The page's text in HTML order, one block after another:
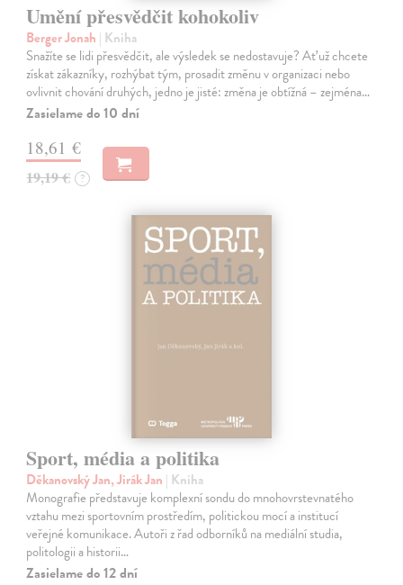
Umění přesvědčit kohokoliv
Berger Jonah | Kniha
Snažíte se lidi přesvědčit, ale výsledek se nedostavuje? Ať už chcete
získat zákazníky, rozhýbat tým, prosadit změnu v organizaci nebo
ovlivnit chování druhých, jedno je jisté: změna je obtížná – zejména…
Zasielame do 10 dní
18,61 €
19,19 € ?
Sport, média a politika
Děkanovský Jan, Jirák Jan | Kniha
Monografie představuje komplexní sondu do mnohovrstevnatého
vztahu mezi sportovním prostředím, politickou mocí a institucí
veřejné komunikace. Autoři z řad odborníků na mediální studia,
politologii a historii…
Zasielame do 12 dní